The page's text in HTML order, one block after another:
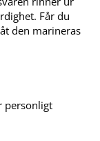
Får du
den marineras
personligt